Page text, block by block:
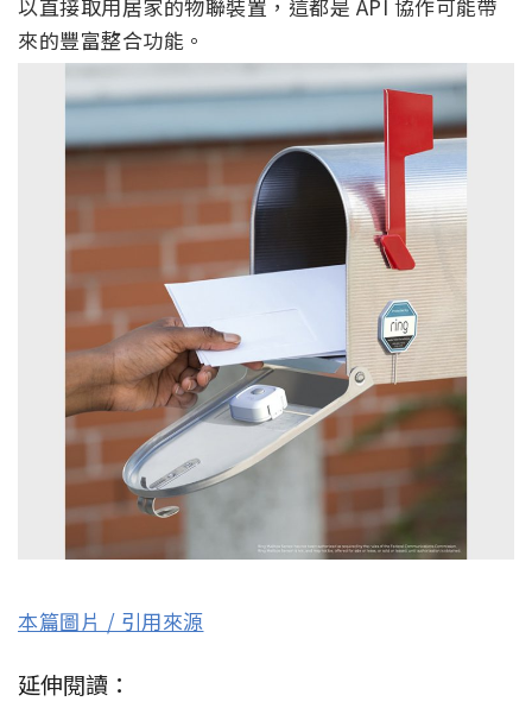
以直接取用居家的物聯裝置，這都是 API 協作可能帶
來的豐富整合功能。
本篇圖片 / 引用來源
延伸閱讀：